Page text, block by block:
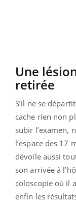
Une
retirée
S’il ne se
cache rien non
subir l’examen,
l’espace des 17
dévoile aussi
son arrivée à
coloscopie où il
enfin les